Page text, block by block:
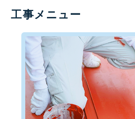
工事メニュー